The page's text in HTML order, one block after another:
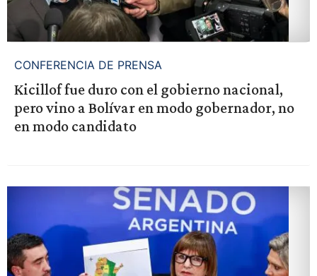
CONFERENCIA DE PRENSA
Kicillof fue duro con el gobierno nacional,
pero vino a Bolívar en modo gobernador, no
en modo candidato